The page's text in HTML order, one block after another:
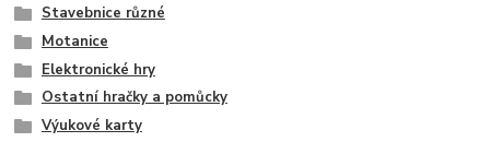
Stavebnice různé
Motanice
Elektronické hry
Ostatní hračky a pomůcky
Výukové karty